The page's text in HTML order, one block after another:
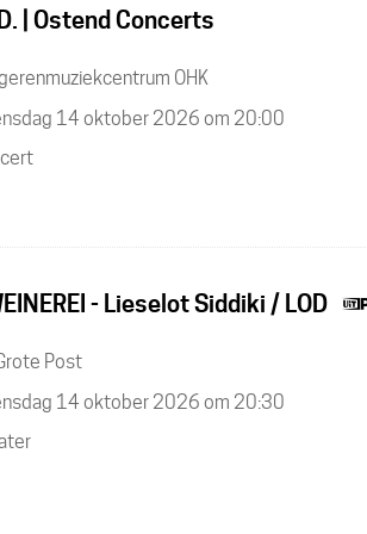
| Ostend Concerts
OHK
14 oktober 2026 om 20:00
- Lieselot Siddiki / LOD
Post
14 oktober 2026 om 20:30